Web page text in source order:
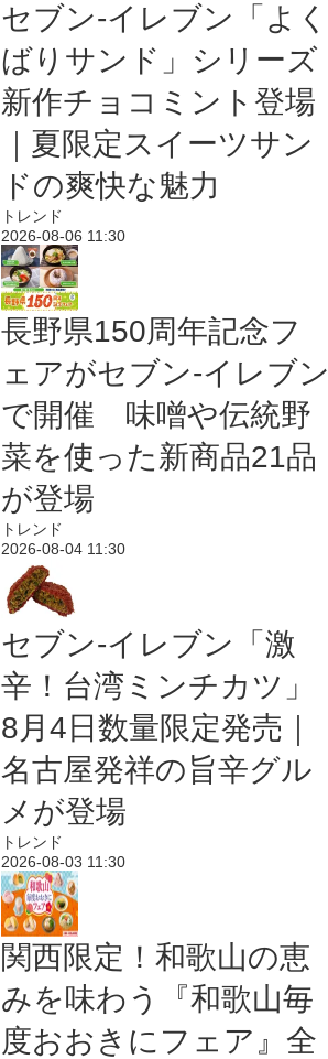
セブン‐イレブン「よく
ばりサンド」シリーズ
新作チョコミント登場
｜夏限定スイーツサン
ドの爽快な魅力
トレンド
2026-08-06 11:30
長野県150周年記念フ
ェアがセブン-イレブン
で開催 味噌や伝統野
菜を使った新商品21品
が登場
トレンド
2026-08-04 11:30
セブン-イレブン「激
辛！台湾ミンチカツ」
8月4日数量限定発売｜
名古屋発祥の旨辛グル
メが登場
トレンド
2026-08-03 11:30
関西限定！和歌山の恵
みを味わう『和歌山毎
度おおきにフェア』全